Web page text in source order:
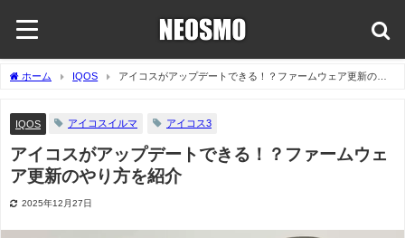
ホーム IQOS
アイコスがアップデートできる！？ファームウェア更新のや
IQOS アイコスイルマ アイコス3
アイコスがアップデートできる！？ファームウェ
ア更新のやり方を紹介
2025年12月27日